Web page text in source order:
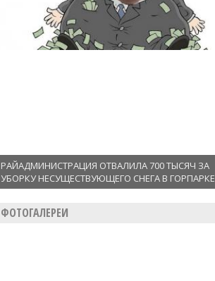
РАЙАДМИНИСТРАЦИЯ ОТВАЛИЛА 700 ТЫСЯЧ ЗА
УБОРКУ НЕСУЩЕСТВУЮЩЕГО СНЕГА В ГОРПАРКЕ
ФОТОГАЛЕРЕИ